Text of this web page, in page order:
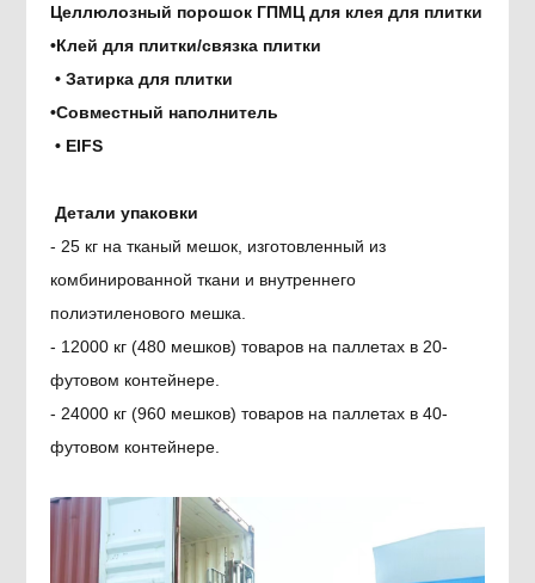
Целлюлозный порошок ГПМЦ для клея для плитки
•Клей для плитки/связка плитки
• Затирка для плитки
•Совместный наполнитель
• EIFS
Детали упаковки
- 25 кг на тканый мешок, изготовленный из
комбинированной ткани и внутреннего
полиэтиленового мешка.
- 12000 кг (480 мешков) товаров на паллетах в 20-
футовом контейнере.
- 24000 кг (960 мешков) товаров на паллетах в 40-
футовом контейнере.